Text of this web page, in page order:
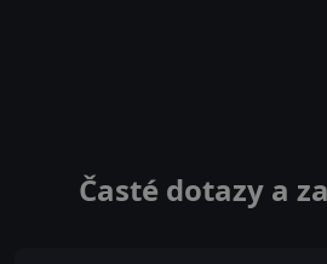
Časté dotazy a